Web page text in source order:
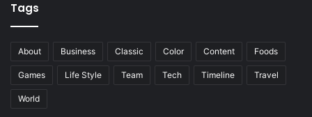
Tags
About Business Classic Color Content Foods
Games Life Style Team Tech Timeline Travel
World